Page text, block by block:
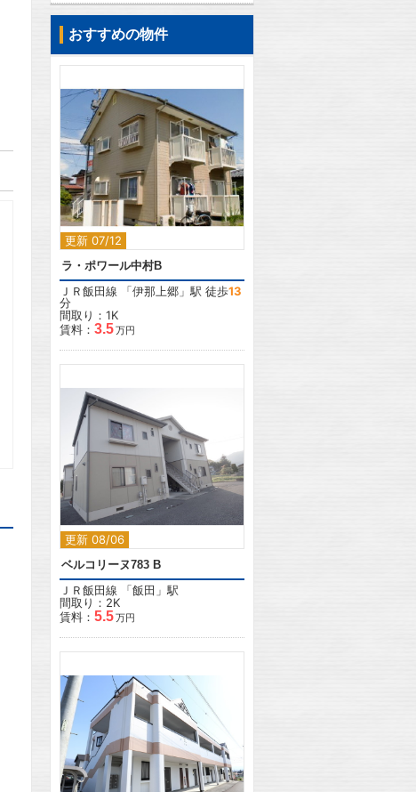
おすすめの物件
更新 07/12
2
ラ・ポワール中村B
ＪＲ飯田線 「伊那上郷 」駅 徒歩13
分
間取り：1K
賃料： 3.5万円
更新 08/06
2
ベルコリーヌ783 B
ＪＲ飯田線 「飯田 」駅
間取り：2K
賃料： 5.5万円
2